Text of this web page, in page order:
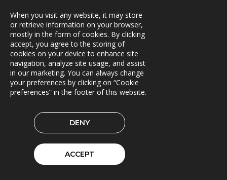
Ny version av TRACS Flow
2021-02-26
Webinar med RoadCloud
2021-02-24
Nya lokaler i Oslo
En attraktiv arbetsgivare!
Triona expanderar i Göteborg
When you visit any website, it may store
or retrieve information on your browser,
mostly in the form of cookies. By clicking
accept, you agree to the storing of
cookies on your device to enhance site
navigation, analyze site usage, and assist
in our marketing. You can always change
your preferences by clicking on “Cookie
preferences” in the footer of this website.
DENY
ACCEPT